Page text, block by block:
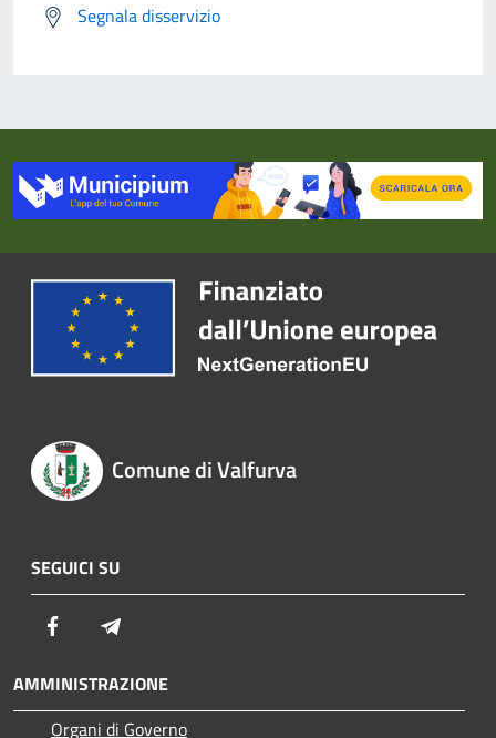
Segnala disservizio
Comune di Valfurva
SEGUICI SU
Facebook
AMMINISTRAZIONE
Organi di Governo